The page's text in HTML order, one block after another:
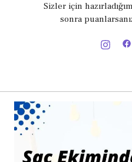
Sizler için
sonra